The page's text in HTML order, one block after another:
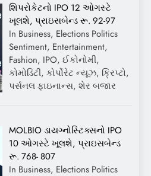
શિપરોકેટનો IPO 12 ઓગસ્ટે
ખૂલશે, પ્રાઇસબેન્ડ રૂ. 92-97
In Business, Elections Politics
Sentiment, Entertainment,
Fashion, IPO, ઈકોનોમી,
કોમોડિટી, કોર્પોરેટ ન્યૂઝ, ક્રિપ્ટો,
પર્સનલ ફાઇનાન્સ, શેર બજાર
MOLBIO ડાયગ્નોસ્ટિક્સનો IPO
10 ઓગસ્ટે ખૂલશે, પ્રાઇસબેન્ડ
રૂ. 768- 807
In Business, Elections Politics